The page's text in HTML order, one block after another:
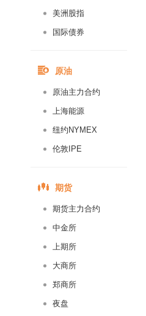
美洲股指
国际债券
原油
原油主力合约
上海能源
纽约NYMEX
伦敦IPE
期货
期货主力合约
中金所
上期所
大商所
郑商所
夜盘